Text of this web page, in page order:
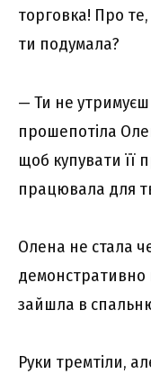
торговка! Про
ти подумала?
— Ти не
прошепотіла
щоб купувати її
працювала для
Олена не стала
демонстративно
зайшла в
Руки тремтіли,